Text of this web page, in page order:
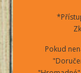
Pokud